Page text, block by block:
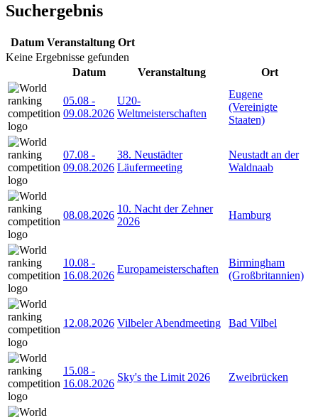
Suchergebnis
Datum Veranstaltung Ort
Keine Ergebnisse gefunden
Datum
Veranstaltung Ort
05.08 -
09.08.2026
U20-
Weltmeisterschaften
Eugene
(Vereinigte
Staaten)
07.08 -
09.08.2026
38. Neustädter
Läufermeeting
Neustadt an der
Waldnaab
08.08.2026
10. Nacht der Zehner
2026
Hamburg
10.08 -
16.08.2026
Europameisterschaften
Birmingham
(Großbritannien)
12.08.2026 Vilbeler Abendmeeting Bad Vilbel
15.08 -
16.08.2026
Sky's the Limit 2026 Zweibrücken